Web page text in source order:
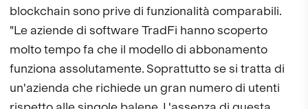
blockchain sono prive di funzionalità comparabili.
"Le aziende di software TradFi hanno scoperto
molto tempo fa che il modello di abbonamento
funziona assolutamente. Soprattutto se si tratta di
un'azienda che richiede un gran numero di utenti